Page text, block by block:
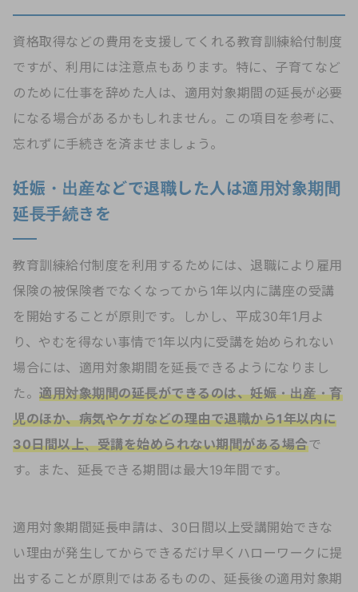
資格取得などの費用を支援してくれる教育訓練給付制度
ですが、利用には注意点もあります。特に、子育てなど
のために仕事を辞めた人は、適用対象期間の延長が必要
になる場合があるかもしれません。この項目を参考に、
忘れずに手続きを済ませましょう。
妊娠・出産などで退職した人は適用対象期間
延長手続きを
教育訓練給付制度を利用するためには、退職により雇用
保険の被保険者でなくなってから1年以内に講座の受講
を開始することが原則です。しかし、平成30年1月よ
り、やむを得ない事情で1年以内に受講を始められない
場合には、適用対象期間を延長できるようになりまし
た。 適用対象期間の延長ができるのは、妊娠・出産・育
児のほか、病気やケガなどの理由で退職から1年以内に
30日間以上、受講を始められない期間がある場合で
す。また、延長できる期間は最大19年間です。
適用対象期間延長申請は、30日間以上受講開始できな
い理由が発生してからできるだけ早くハローワークに提
出することが原則ではあるものの、延長後の適用対象期